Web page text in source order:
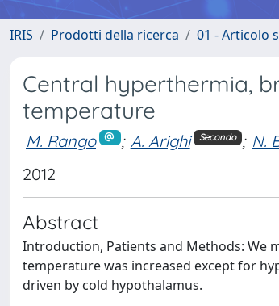
IRIS Prodotti della ricerca 01 - Articolo
Central hyperthermia,
temperature
M. Rango ; A. Arighi Secondo ; N.
2012
Abstract
Introduction, Patients and Methods: We
temperature was increased except for
driven by cold hypothalamus.